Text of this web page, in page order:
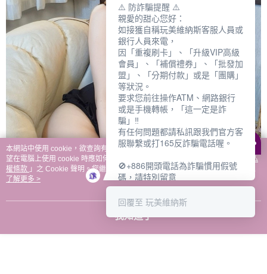
本網站中使用 cookie，欲查詢有關本網站使用 cookie 方式之詳情，及若您不希
望在電腦上使用 cookie 時應如何變更電腦的 cookie 設定，請參閱本網站「
隱私
權條款 」之 Cookie 聲明。您繼續使用本網站即表示您同意本公司得按本網站使
用條款之 Cookie 聲明使用 cookie。
了解更多 >
我知道了
⚠️ 防詐騙提醒 ⚠️
親愛的甜心您好：
如接獲自稱玩美維納斯客服人員或
銀行人員來電，
因「重複刷卡」、「升級VIP高級
會員」、「補償禮券」、「批發加
盟」、「分期付款」或是「團購」
等狀況。
要求您前往操作ATM、網路銀行
或是手機轉帳，「這一定是詐
騙」‼️
有任何問題都請私訊跟我們官方客
服聯繫或打165反詐騙電話喔。
🚫+886開頭電話為詐騙慣用假號
碼，請特別留意
－－－－－－－－－－－－
如何聯繫玩美維納斯客服?
📆週一至週五
⏰上午 8:30-下午17:30
回覆至 玩美維納斯